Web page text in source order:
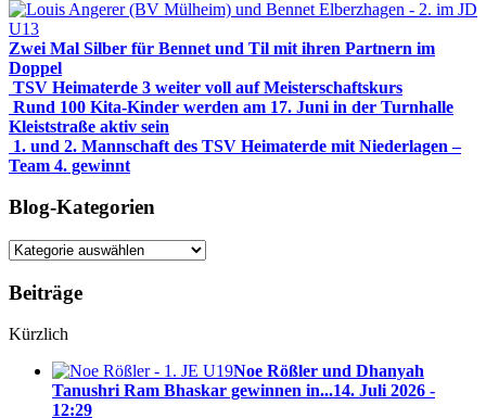
Zwei Mal Silber für Bennet und Til mit ihren Partnern im
Doppel
TSV Heimaterde 3 weiter voll auf Meisterschaftskurs
Rund 100 Kita-Kinder werden am 17. Juni in der Turnhalle
Kleiststraße aktiv sein
1. und 2. Mannschaft des TSV Heimaterde mit Niederlagen –
Team 4. gewinnt
Blog-Kategorien
Blog-
Beiträge
Kürzlich
Noe Rößler und Dhanyah
Tanushri Ram Bhaskar gewinnen in...14. Juli 2026 -
12:29